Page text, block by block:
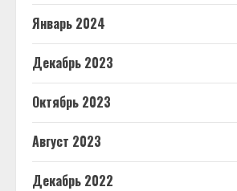
Январь 2024
Декабрь 2023
Октябрь 2023
Август 2023
Декабрь 2022